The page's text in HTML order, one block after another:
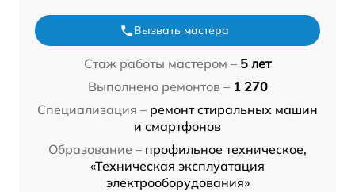
Вызвать мастера
Стаж работы мастером – 5 лет
Выполнено ремонтов – 1 270
Специализация – ремонт стиральных машин
и смартфонов
Образование – профильное техническое,
«Техническая эксплуатация
электрооборудования»